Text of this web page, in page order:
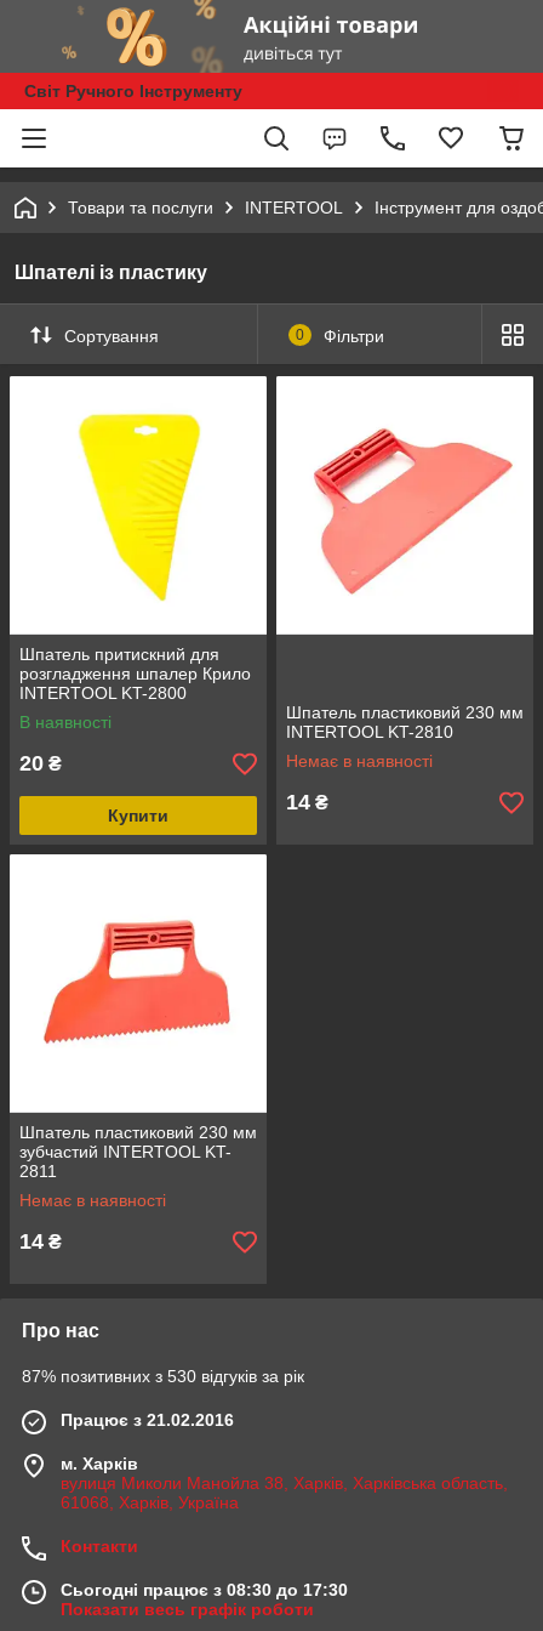
Світ Ручного Інструменту
Товари та послуги INTERTOOL Інструмент для
Шпателі із пластику
Сортування 0 Фільтри
Шпатель притискний для
розгладження шпалер Крило
INTERTOOL KT-2800
В наявності
20 ₴
Купити
Шпатель пластиковий 230 мм
INTERTOOL KT-2810
Немає в наявності
14 ₴
Шпатель пластиковий 230 мм
зубчастий INTERTOOL KT-
2811
Немає в наявності
14 ₴
Про нас
87% позитивних з 530 відгуків за рік
Працює з 21.02.2016
м. Харків
вулиця Миколи Манойла 38, Харків, Харківська область,
61068, Харків, Україна
Контакти
Сьогодні працює з 08:30 до 17:30
Показати весь графік роботи